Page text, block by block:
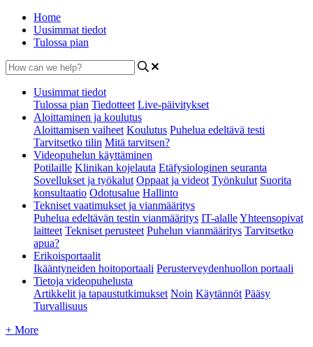
Home
Uusimmat tiedot
Tulossa pian
Uusimmat tiedot
Tulossa pian Tiedotteet Live-päivitykset
Aloittaminen ja koulutus
Aloittamisen vaiheet Koulutus Puhelua edeltävä testi
Tarvitsetko tilin Mitä tarvitsen?
Videopuhelun käyttäminen
Potilaille Klinikan kojelauta Etäfysiologinen seuranta
Sovellukset ja työkalut Oppaat ja videot Työnkulut Suorita
konsultaatio Odotusalue Hallinto
Tekniset vaatimukset ja vianmääritys
Puhelua edeltävän testin vianmääritys IT-alalleYhteensopivat
laitteet Tekniset perusteet Puhelun vianmääritys Tarvitsetko
apua?
Erikoisportaalit
Ikääntyneiden hoitoportaali Perusterveydenhuollon portaali
Tietoja videopuhelusta
Artikkelit ja tapaustutkimukset Noin Käytännöt Pääsy
Turvallisuus
+ More